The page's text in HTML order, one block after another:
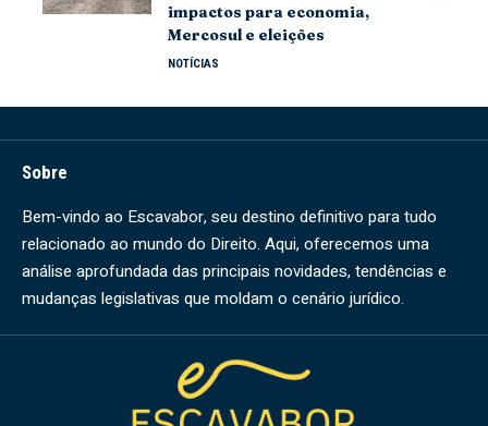
impactos para economia,
Mercosul e eleições
NOTÍCIAS
Sobre
Bem-vindo ao Escavabor, seu destino definitivo para tudo
relacionado ao mundo do Direito. Aqui, oferecemos uma
análise aprofundada das principais novidades, tendências e
mudanças legislativas que moldam o cenário jurídico.